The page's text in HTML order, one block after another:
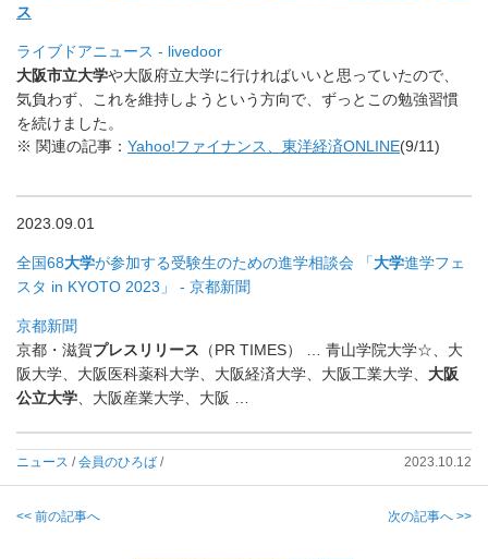
ス
ライブドアニュース - livedoor
大阪市立大学や大阪府立大学に行ければいいと思っていたので、
気負わず、これを維持しようという方向で、 ずっとこの勉強習慣
を続けました。
※ 関連の記事： Yahoo!ファイナンス、東洋経済ONLINE(9/11)
2023.09.01
全国68大学が参加する受験生のための進学相談会 「大学進学フェ
スタ in KYOTO 2023」 - 京都新聞
京都新聞
京都・滋賀プレスリリース （PR TIMES） … 青山学院大学☆、大
阪大学、大阪医科薬科大学、大阪経済大学、 大阪工業大学、 大阪
公立大学 、大阪産業大学、大阪 …
ニュース /会員のひろば / 2023.10.12
<< 前の記事へ 次の記事へ >>